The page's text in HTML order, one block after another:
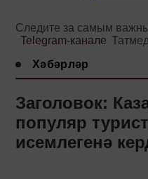
Следите за самым
Telegram-канале
Хәбәрләр
Заголовок:
популяр
исемлегенә